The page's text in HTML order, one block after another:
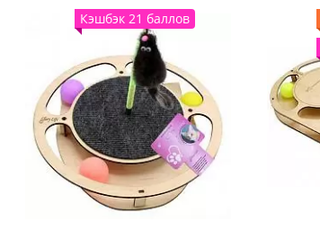
Кэшбэк 21 баллов